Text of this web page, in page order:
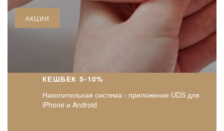
АКЦИИ
КЕШБЕК 5-10%
Накопительная система - приложение UDS для
iPhone и Android